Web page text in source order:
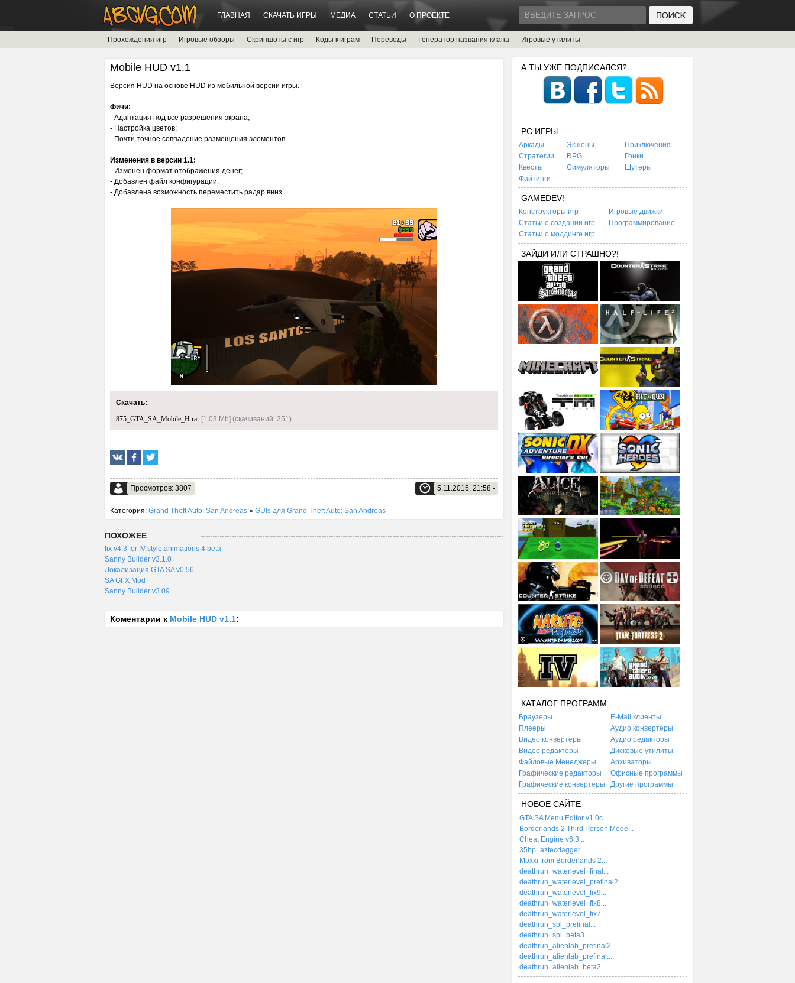
ГЛАВНАЯ СКАЧАТЬ ИГРЫ МЕДИА СТАТЬИ О ПРОЕКТЕ
Прохождения игр Игровые обзоры Скриншоты с игр Коды к играм Переводы Генератор названия клана Игровые утилиты
Mobile HUD v1.1
Версия HUD на основе HUD из мобильной версии игры.
Фичи:
- Адаптация под все разрешения экрана;
- Настройка цветов;
- Почти точное совпадение размещения элементов.
Изменения в версии 1.1:
- Изменён формат отображения денег;
- Добавлен файл конфигурации;
- Добавлена возможность переместить радар вниз.
Скачать:
875_GTA_SA_Mobile_H.rar [1.03 Mb] (cкачиваний: 251)
Просмотров: 3807 5.11.2015, 21:58 -
Категория: Grand Theft Auto: San Andreas » GUIs для Grand Theft Auto: San Andreas
ПОХОЖЕЕ
fix v4.3 for IV style animations 4 beta
Sanny Builder v3.1.0
Локализация GTA SA v0.56
SA GFX Mod
Sanny Builder v3.09
Коментарии к Mobile HUD v1.1:
А ТЫ УЖЕ ПОДПИСАЛСЯ?
PC ИГРЫ
Аркады Экшены
Приключения
Стратегии
RPG
Гонки
Квесты
Симуляторы
Шутеры
Файтинги
GAMEDEV!
Конструкторы игр
Игровые движки
Статьи о создании игр
Программирование
Статьи о моддинге игр
ЗАЙДИ ИЛИ СТРАШНО?!
КАТАЛОГ ПРОГРАММ
Браузеры
E-Mail клиенты
Плееры
Аудио конвертеры
Видео конвертеры
Аудио редакторы
Видео редакторы
Дисковые утилиты
Файловые Менеджеры
Архиваторы
Графические редакторы
Офисные программы
Графические конвертеры
Другие программы
НОВОЕ САЙТЕ
GTA SA Menu Editor v1.0c...
Borderlands 2 Third Person Mode...
Cheat Engine v6.3...
35hp_aztecdagger...
Moxxi from Borderlands 2...
deathrun_waterlevel_final...
deathrun_waterlevel_prefinal2...
deathrun_waterlevel_fix9...
deathrun_waterlevel_fix8...
deathrun_waterlevel_fix7...
deathrun_spl_prefinal...
deathrun_spl_beta3...
deathrun_alienlab_prefinal2...
deathrun_alienlab_prefinal...
deathrun_alienlab_beta2...